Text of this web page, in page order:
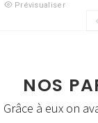
Prévisualiser
NOS
Grâce à eux on